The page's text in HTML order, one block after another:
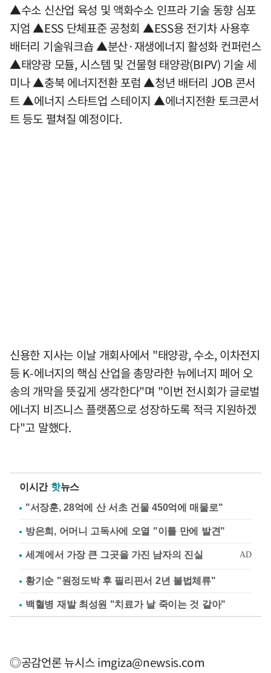
▲수소 신산업 육성 및 액화수소 인프라 기술 동향 심포
지엄 ▲ESS 단체표준 공청회 ▲ESS용 전기차 사용후
배터리 기술워크숍 ▲분산·재생에너지 활성화 컨퍼런스
▲태양광 모듈, 시스템 및 건물형 태양광(BIPV) 기술 세
미나 ▲충북 에너지전환 포럼 ▲청년 배터리 JOB 콘서
트 ▲에너지 스타트업 스테이지 ▲에너지전환 토크콘서
트 등도 펼쳐질 예정이다.
신용한 지사는 이날 개회사에서 "태양광, 수소, 이차전지
등 K-에너지의 핵심 산업을 총망라한 뉴에너지 페어 오
송의 개막을 뜻깊게 생각한다"며 "이번 전시회가 글로벌
에너지 비즈니스 플랫폼으로 성장하도록 적극 지원하겠
다"고 말했다.
이시간 핫뉴스
"서장훈, 28억에 산 서초 건물 450억에 매물로"
방은희, 어머니 고독사에 오열 "이틀 만에 발견"
황기순 "원정도박 후 필리핀서 2년 불법체류"
백혈병 재발 최성원 "치료가 날 죽이는 것 같아"
◎공감언론 뉴시스imgiza@newsis.com